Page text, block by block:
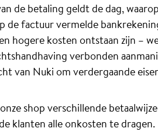
de betaling geldt de dag,
de factuur vermelde
hogere kosten ontstaan zijn –
verbonden
van Nuki om verdergaande
shop verschillende
klanten alle onkosten te dragen.